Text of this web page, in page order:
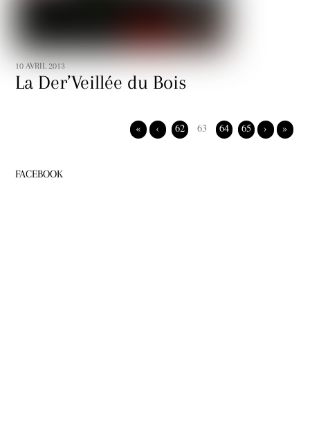
10 AVRIL 2013
La Der’Veillée du Bois
« ‹ 62 63 64 65 › »
FACEBOOK